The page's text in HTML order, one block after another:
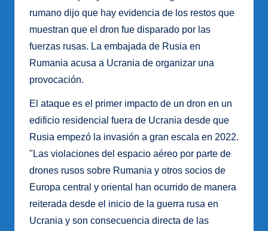
rumano dijo que hay evidencia de los restos que
muestran que el dron fue disparado por las
fuerzas rusas. La embajada de Rusia en
Rumania acusa a Ucrania de organizar una
provocación.
El ataque es el primer impacto de un dron en un
edificio residencial fuera de Ucrania desde que
Rusia empezó la invasión a gran escala en 2022.
"Las violaciones del espacio aéreo por parte de
drones rusos sobre Rumania y otros socios de
Europa central y oriental han ocurrido de manera
reiterada desde el inicio de la guerra rusa en
Ucrania y son consecuencia directa de las